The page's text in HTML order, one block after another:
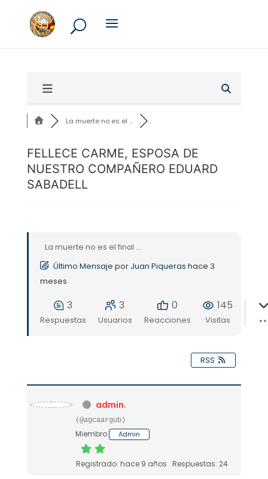
La muerte no es el ...
FELLECE CARME, ESPOSA DE
NUESTRO COMPAÑERO EDUARD
SABADELL
La muerte no es el final ...
Último Mensaje por Juan Piqueras hace 3
meses
3
Respuestas
3
Usuarios
0
Reacciones
145
Visitas
RSS
admin.
(@agcaargub)
Miembro Admin
Registrado: hace 9 años Respuestas: 24